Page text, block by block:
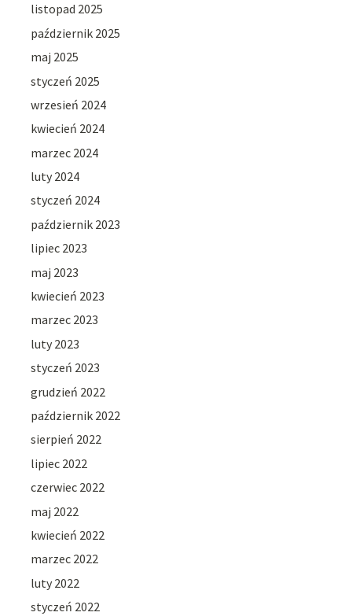
listopad 2025
październik 2025
maj 2025
styczeń 2025
wrzesień 2024
kwiecień 2024
marzec 2024
luty 2024
styczeń 2024
październik 2023
lipiec 2023
maj 2023
kwiecień 2023
marzec 2023
luty 2023
styczeń 2023
grudzień 2022
październik 2022
sierpień 2022
lipiec 2022
czerwiec 2022
maj 2022
kwiecień 2022
marzec 2022
luty 2022
styczeń 2022